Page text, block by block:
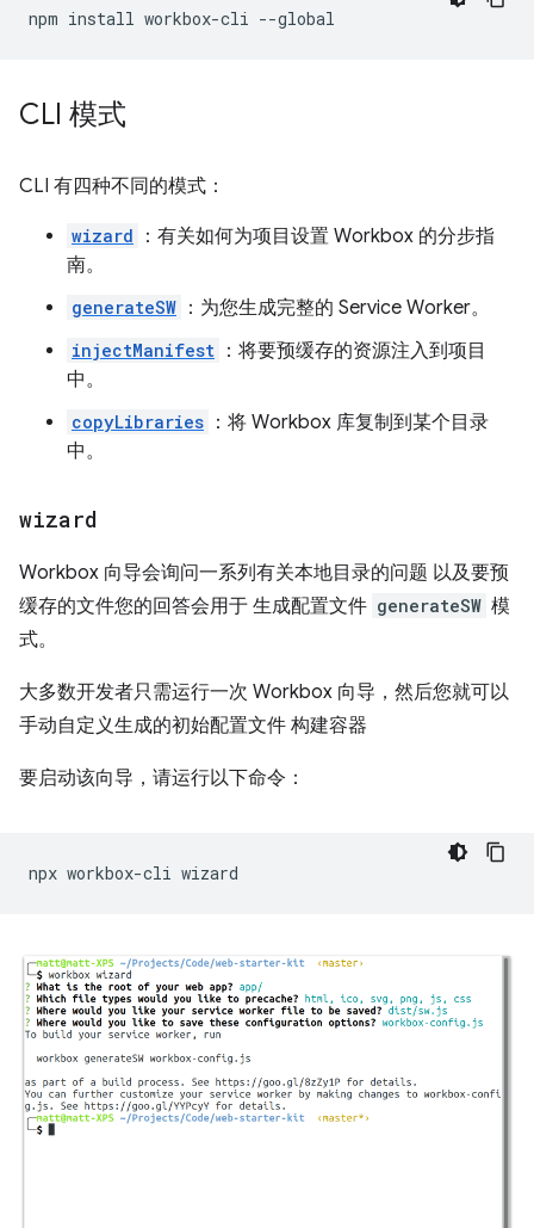
npm install workbox-cli
CLI 模式
CLI 有四种不同的模式：
wizard
：有关如何为项目设置 Workbox 的分步指
南。
generateSW ：为您生成完整的 Service Worker。
injectManifest ：将要预缓存的资源注入到项目
中。
copyLibraries ：将 Workbox 库复制到某个目录
中。
wizard
Workbox 向导会询问一系列有关本地目录的问题 以及要预
缓存的文件您的回答会用于 生成配置文件 generateSW 模
式。
大多数开发者只需运行一次 Workbox 向导，然后您就可以
手动自定义生成的初始配置文件 构建容器
要启动该向导，请运行以下命令：
npx workbox-cli